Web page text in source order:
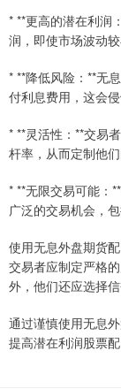
* **更高的潜在利润
润，即使市场波动较
* **降低风险：**无
付利息费用，这会侵
* **灵活性：**交易
杆率，从而定制他们
* **无限交易可能：
广泛的交易机会，
使用无息外盘期货
交易者应制定严格
外，他们还应选择
通过谨慎使用无息
提高潜在利润股票